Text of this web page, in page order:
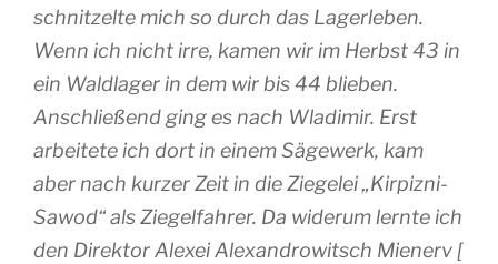
schnitzelte mich so durch das Lagerleben.
Wenn ich nicht irre, kamen wir im Herbst 43 in
ein Waldlager in dem wir bis 44 blieben.
Anschließend ging es nach Wladimir. Erst
arbeitete ich dort in einem Sägewerk, kam
aber nach kurzer Zeit in die Ziegelei „Kirpizni-
Sawod“ als Ziegelfahrer. Da widerum lernte ich
den Direktor Alexei Alexandrowitsch Mienerv [